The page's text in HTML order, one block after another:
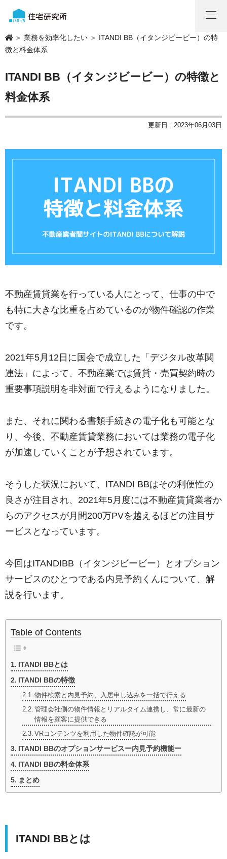
＞ 業務を効率化したい ＞ ITANDI BB（イタンジビービー）の特
徴と料金体系
ITANDI BB（イタンジビービー）の特徴と
料金体系
更新日 : 2023年06月03日
不動産賃貸業を行っている人にとって、仕事の中で
も特に大きな比重を占めているのが物件確認の作業
です。
2021年5月12日に国会で成立した「デジタル改革関
連法」によって、不動産業では賃貸・売買契約時の
重要事項説明を非対面で行えるようになりました。
また、それに関わる書類手続きの電子化も可能とな
り、今後、不動産賃貸業務においては業務の電子化
が加速していくことが予想されています。
そうした状況において、ITANDI BBはその利便性の
良さが注目され、2021年5月度には不動産賃貸業者か
らのアクセスが月間200万PVを越えるほどの注目サ
ービスとなっています。
今回はITANDIBB（イタンジビービー）とオプション
サービスのひとつである内見予約くんについて、解
説を行います。
Table of Contents
ITANDI BBとは
ITANDI BBの特徴
物件検索と内見予約、入居申し込みを一括で行える
管理会社側の物件情報とリアルタイム連携し、常に最新の
情報を顧客に提供できる
VRコンテンツを利用した物件確認が可能
ITANDI BBのオプションサービスー内見予約機能ー
ITANDI BBの料金体系
まとめ
ITANDI BBとは